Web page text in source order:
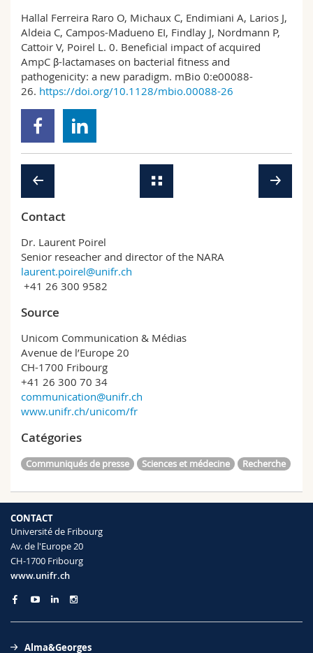
Hallal Ferreira Raro O, Michaux C, Endimiani A, Larios J,
Aldeia C, Campos-Madueno EI, Findlay J, Nordmann P,
Cattoir V, Poirel L. 0. Beneficial impact of acquired
AmpC β-lactamases on bacterial fitness and
pathogenicity: a new paradigm. mBio 0:e00088-
26. https://doi.org/10.1128/mbio.00088-26
Contact
Dr. Laurent Poirel
Senior reseacher and director of the NARA
laurent.poirel@unifr.ch
+41 26 300 9582
Source
Unicom Communication & Médias
Avenue de l’Europe 20
CH-1700 Fribourg
+41 26 300 70 34
communication@unifr.ch
www.unifr.ch/unicom/fr
Catégories
Communiqués de presse Sciences et médecine Recherche
CONTACT
Université de Fribourg
Av. de l'Europe 20
CH-1700 Fribourg
www.unifr.ch
Alma&Georges